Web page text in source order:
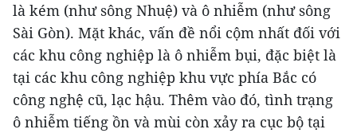
là kém (như sông Nhuệ) và ô nhiễm (như sông
Sài Gòn). Mặt khác, vấn đề nổi cộm nhất đối với
các khu công nghiệp là ô nhiễm bụi, đặc biệt là
tại các khu công nghiệp khu vực phía Bắc có
công nghệ cũ, lạc hậu. Thêm vào đó, tình trạng
ô nhiễm tiếng ồn và mùi còn xảy ra cục bộ tại